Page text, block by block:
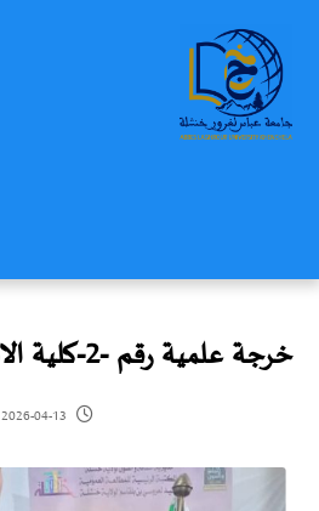
خرجة علمية رقم -2-كلية الاداب واللغات
2026-04-13